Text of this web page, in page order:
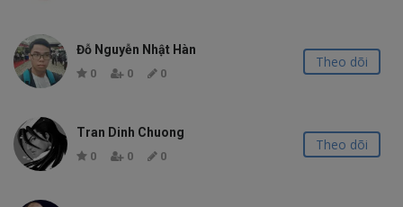
Đỗ Nguyễn Nhật Hàn
0 0 0
Theo dõi
Tran Dinh Chuong
0 0 0
Theo dõi